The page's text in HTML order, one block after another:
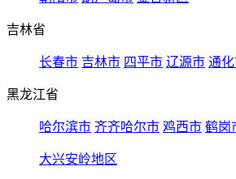
吉林省
长春市 吉林市 四平市 辽源市 通
黑龙江省
哈尔滨市 齐齐哈尔市 鸡西市 鹤岗
大兴安岭地区